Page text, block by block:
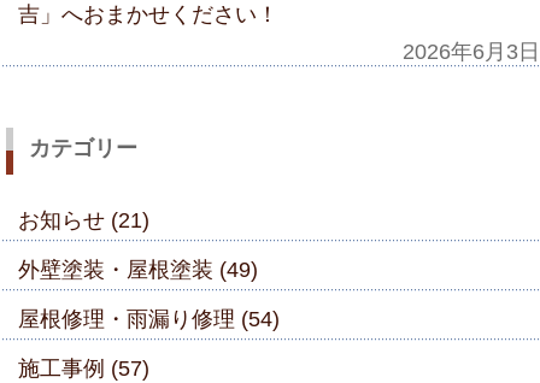
吉」へおまかせください！
2026年6月3日
カテゴリー
お知らせ (21)
外壁塗装・屋根塗装 (49)
屋根修理・雨漏り修理 (54)
施工事例 (57)